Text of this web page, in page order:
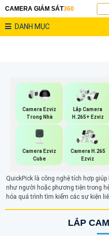
CAMERA GIÁM SÁT360
DANH MỤC
Camera Ezviz
Trong Nhà
Lắp Camera
H.265+ Ezviz
Camera Ezviz
Cube
Camera H.265
Ezviz
QuickPick là công nghệ tích hợp
như người hoặc phương tiện trong
hóa quá trình tìm kiếm các sự kiện
LẮP